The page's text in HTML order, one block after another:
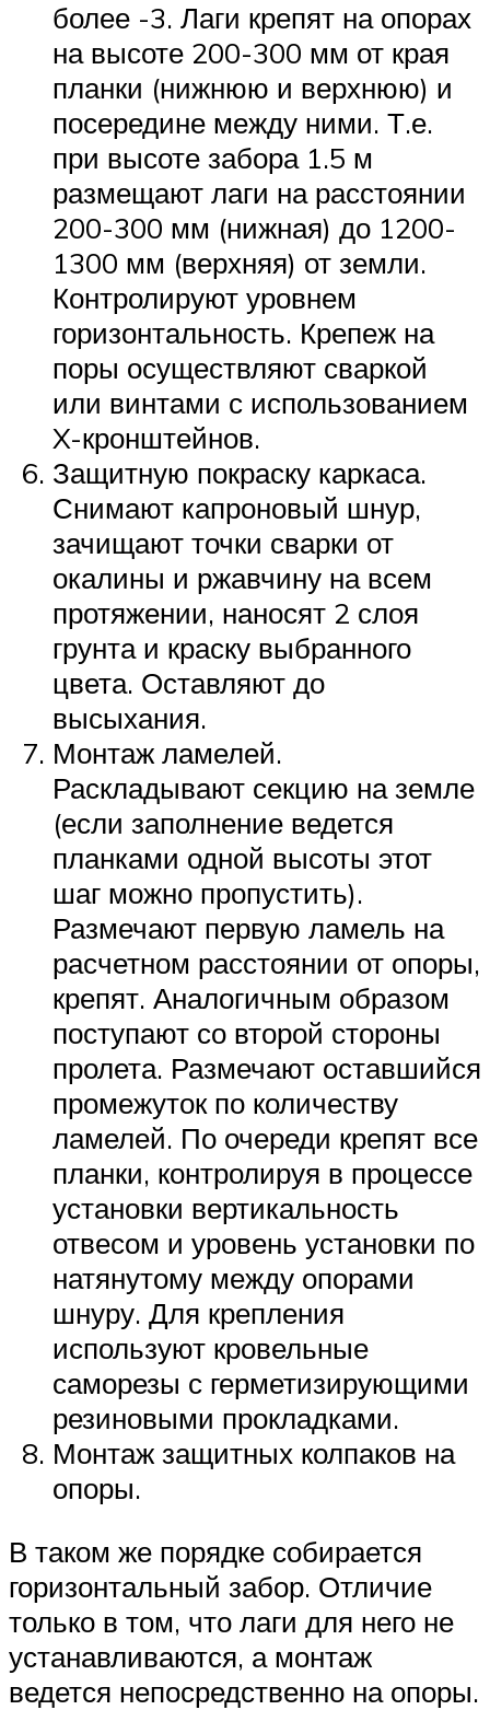
более -3. Лаги крепят на опорах
на высоте 200-300 мм от края
планки (нижнюю и верхнюю) и
посередине между ними. Т.е.
при высоте забора 1.5 м
размещают лаги на расстоянии
200-300 мм (нижная) до 1200-
1300 мм (верхняя) от земли.
Контролируют уровнем
горизонтальность. Крепеж на
поры осуществляют сваркой
или винтами с использованием
X-кронштейнов.
Защитную покраску каркаса.
Снимают капроновый шнур,
зачищают точки сварки от
окалины и ржавчину на всем
протяжении, наносят 2 слоя
грунта и краску выбранного
цвета. Оставляют до
высыхания.
Монтаж ламелей.
Раскладывают секцию на земле
(если заполнение ведется
планками одной высоты этот
шаг можно пропустить).
Размечают первую ламель на
расчетном расстоянии от опоры,
крепят. Аналогичным образом
поступают со второй стороны
пролета. Размечают оставшийся
промежуток по количеству
ламелей. По очереди крепят все
планки, контролируя в процессе
установки вертикальность
отвесом и уровень установки по
натянутому между опорами
шнуру. Для крепления
используют кровельные
саморезы с герметизирующими
резиновыми прокладками.
Монтаж защитных колпаков на
опоры.
В таком же порядке собирается
горизонтальный забор. Отличие
только в том, что лаги для него не
устанавливаются, а монтаж
ведется непосредственно на опоры.